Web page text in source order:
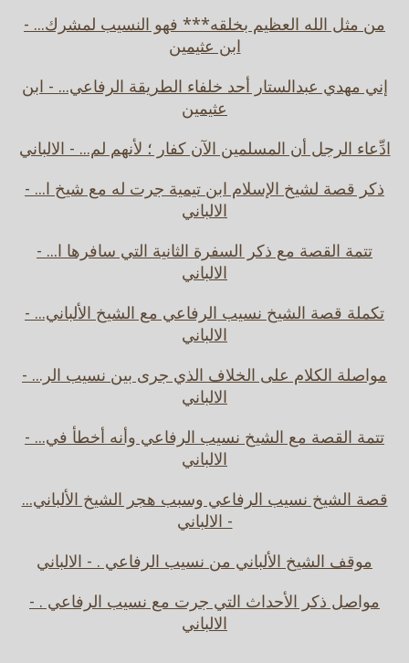
من مثل الله العظيم بخلقه*** فهو النسيب لمشرك... -
ابن عثيمين
إني مهدي عبدالستار أحد خلفاء الطريقة الرفاعي... - ابن
عثيمين
ادِّعاء الرجل أن المسلمين الآن كفار ؛ لأنهم لم... - الالباني
ذكر قصة لشيخ الإسلام ابن تيمية جرت له مع شيخ ا... -
الالباني
تتمة القصة مع ذكر السفرة الثانية التي سافرها ا... -
الالباني
تكملة قصة الشيخ نسيب الرفاعي مع الشيخ الألباني... -
الالباني
مواصلة الكلام على الخلاف الذي جرى بين نسيب الر... -
الالباني
تتمة القصة مع الشيخ نسيب الرفاعي وأنه أخطأ في... -
الالباني
قصة الشيخ نسيب الرفاعي وسبب هجر الشيخ الألباني...
- الالباني
موقف الشيخ الألباني من نسيب الرفاعي . - الالباني
مواصل ذكر الأحداث التي جرت مع نسيب الرفاعي . -
الالباني